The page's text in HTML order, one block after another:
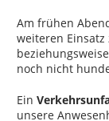
Am frühen
weiteren Einsatz
noch nicht
Ein
unsere